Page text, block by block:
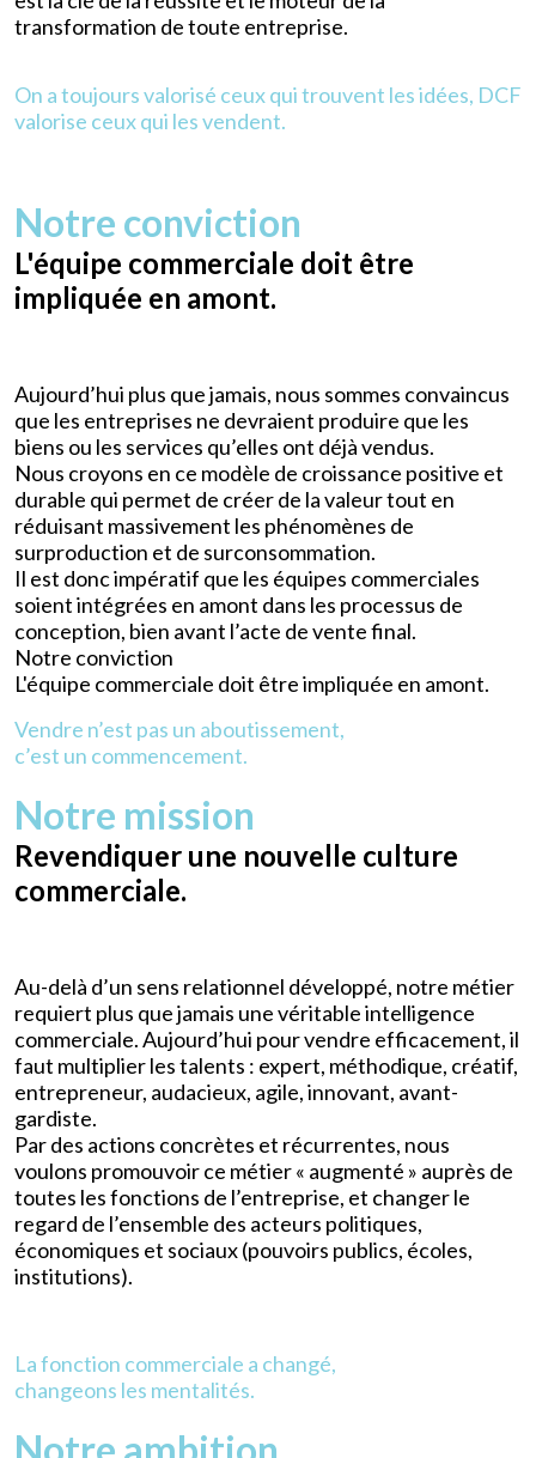
transformation de toute entreprise.
On a toujours valorisé ceux qui trouvent les idées, DCF
valorise ceux qui les vendent.
Notre conviction
L'équipe commerciale doit être
impliquée en amont.
Aujourd’hui plus que jamais, nous sommes convaincus
que les entreprises ne devraient produire que les
biens ou les services qu’elles ont déjà vendus.
Nous croyons en ce modèle de croissance positive et
durable qui permet de créer de la valeur tout en
réduisant massivement les phénomènes de
surproduction et de surconsommation.
Il est donc impératif que les équipes commerciales
soient intégrées en amont dans les processus de
conception, bien avant l’acte de vente final.
Notre conviction
L'équipe commerciale doit être impliquée en amont.
Vendre n’est pas un aboutissement,
c’est un commencement.
Notre mission
Revendiquer une nouvelle culture
commerciale.
Au-delà d’un sens relationnel développé, notre métier
requiert plus que jamais une véritable intelligence
commerciale. Aujourd’hui pour vendre efficacement, il
faut multiplier les talents : expert, méthodique, créatif,
entrepreneur, audacieux, agile, innovant, avant-
gardiste.
Par des actions concrètes et récurrentes, nous
voulons promouvoir ce métier « augmenté » auprès de
toutes les fonctions de l’entreprise, et changer le
regard de l’ensemble des acteurs politiques,
économiques et sociaux (pouvoirs publics, écoles,
institutions).
La fonction commerciale a changé,
changeons les mentalités.
Notre ambition